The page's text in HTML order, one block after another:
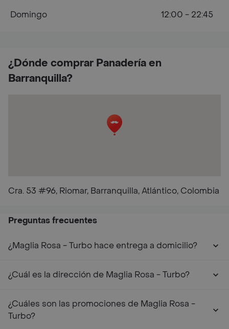
¿Dónde comprar Panadería en
Barranquilla?
Cra. 53 #96, Riomar, Barranquilla, Atlántico, Colombia
Domingo
12:00 - 22:45
Preguntas frecuentes
¿Maglia Rosa - Turbo hace entrega a domicilio?
¿Cuál es la dirección de Maglia Rosa - Turbo?
¿Cuáles son las promociones de Maglia Rosa -
Turbo?